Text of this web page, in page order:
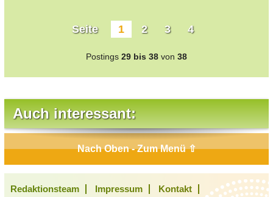
Seite 1 2 3 4
Postings 29 bis 38 von 38
Auch interessant:
Nach Oben - Zum Menü ⇧
Redaktionsteam Impressum
Kontakt